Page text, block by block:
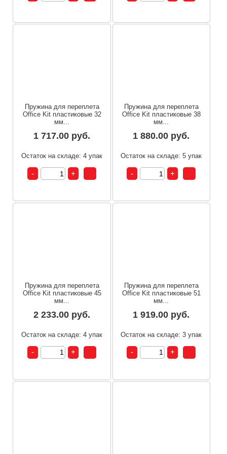
Пружина для переплета
Office Kit пластиковые 32
мм...
1 717.00 руб.
Остаток на складе: 4 упак
Пружина для переплета
Office Kit пластиковые 38
мм...
1 880.00 руб.
Остаток на складе: 5 упак
Пружина для переплета
Office Kit пластиковые 45
мм...
2 233.00 руб.
Остаток на складе: 4 упак
Пружина для переплета
Office Kit пластиковые 51
мм...
1 919.00 руб.
Остаток на складе: 3 упак